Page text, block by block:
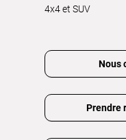
4x4 et SUV
Nous
Prendre